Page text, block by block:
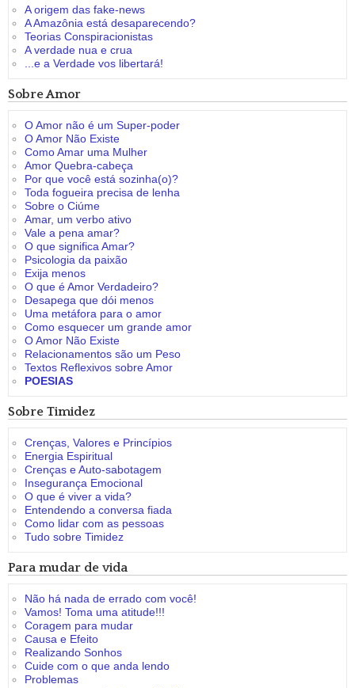
A origem das fake-news
A Amazônia está desaparecendo?
Teorias Conspiracionistas
A verdade nua e crua
...e a Verdade vos libertará!
Sobre Amor
O Amor não é um Super-poder
O Amor Não Existe
Como Amar uma Mulher
Amor Quebra-cabeça
Por que você está sozinha(o)?
Toda fogueira precisa de lenha
Sobre o Ciúme
Amar, um verbo ativo
Vale a pena amar?
O que significa Amar?
Psicologia da paixão
Exija menos
O que é Amor Verdadeiro?
Desapega que dói menos
Uma metáfora para o amor
Como esquecer um grande amor
O Amor Não Existe
Relacionamentos são um Peso
Textos Reflexivos sobre Amor
POESIAS
Sobre Timidez
Crenças, Valores e Princípios
Energia Espiritual
Crenças e Auto-sabotagem
Insegurança Emocional
O que é viver a vida?
Entendendo a conversa fiada
Como lidar com as pessoas
Tudo sobre Timidez
Para mudar de vida
Não há nada de errado com você!
Vamos! Toma uma atitude!!!
Coragem para mudar
Causa e Efeito
Realizando Sonhos
Cuide com o que anda lendo
Problemas